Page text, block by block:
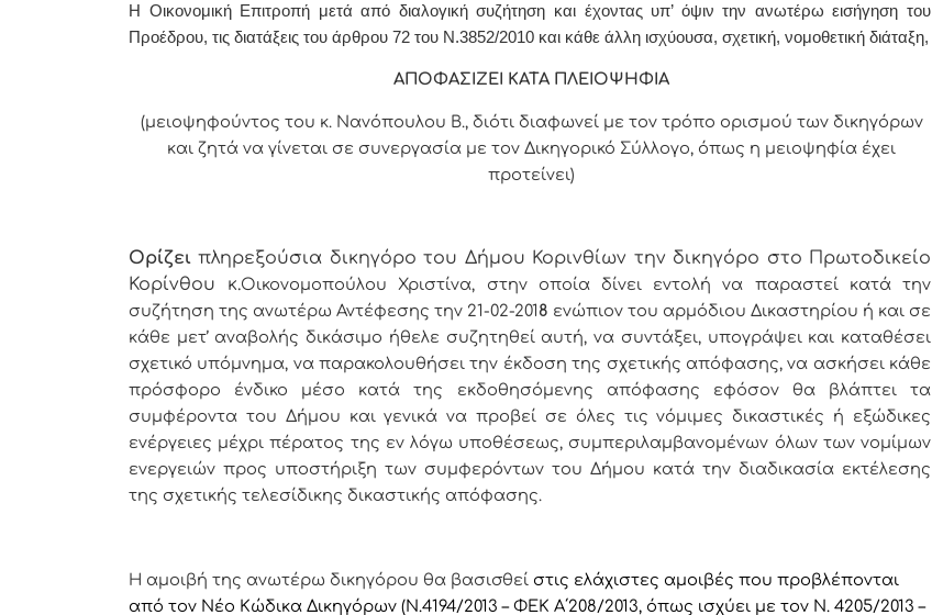
Η Οικονομική Επιτροπή μετά από διαλογική συζήτηση και έχοντας υπ’ όψιν την ανωτέρω εισήγηση του
Προέδρου, τις διατάξεις του άρθρου 72 του Ν.3852/2010 και κάθε άλλη ισχύουσα, σχετική, νομοθετική διάταξη,
ΑΠΟΦΑΣΙΖΕΙ ΚΑΤΑ ΠΛΕΙΟΨΗΦΙΑ
(μειοψηφούντος του κ. Νανόπουλου Β., διότι διαφωνεί με τον τρόπο ορισμού των δικηγόρων
και ζητά να γίνεται σε συνεργασία με τον Δικηγορικό Σύλλογο, όπως η μειοψηφία έχει
προτείνει)
Ορίζει πληρεξούσια δικηγόρο του Δήμου Κορινθίων την δικηγόρο στο Πρωτοδικείο
Κορίνθου κ.Οικονομοπούλου Χριστίνα, στην οποία δίνει εντολήνα παραστεί κατά την
συζήτηση της ανωτέρω Αντέφεσης την 21-02-201 8 ενώπιον του αρμόδιου Δικαστηρίου ή και σε
κάθε μετ’ αναβολής δικάσιμο ήθελε συζητηθεί αυτή, να συντάξει, υπογράψει και καταθέσει
σχετικό υπόμνημα, να παρακολουθήσει την έκδοση της σχετικής απόφασης, να ασκήσει κάθε
πρόσφορο ένδικο μέσο κατά της εκδοθησόμενης απόφασης εφόσον θα βλάπτει τα
συμφέροντα του Δήμου και γενικά να προβεί σε όλες τις νόμιμες δικαστικές ή εξώδικες
ενέργειες μέχρι πέρατος της εν λόγω υποθέσεως, συμπεριλαμβανομένων όλων των νομίμων
ενεργειών προς υποστήριξη των συμφερόντων του Δήμου κατά την διαδικασία εκτέλεσης
της σχετικής τελεσίδικης δικαστικής απόφασης.
Η αμοιβή της ανωτέρω δικηγόρου θα βασισθεί στις ελάχιστες αμοιβές που προβλέπονται
από τον Νέο Κώδικα Δικηγόρων (Ν.4194/2013 – ΦΕΚ Α΄208/2013, όπως ισχύει με τον Ν. 4205/2013 –